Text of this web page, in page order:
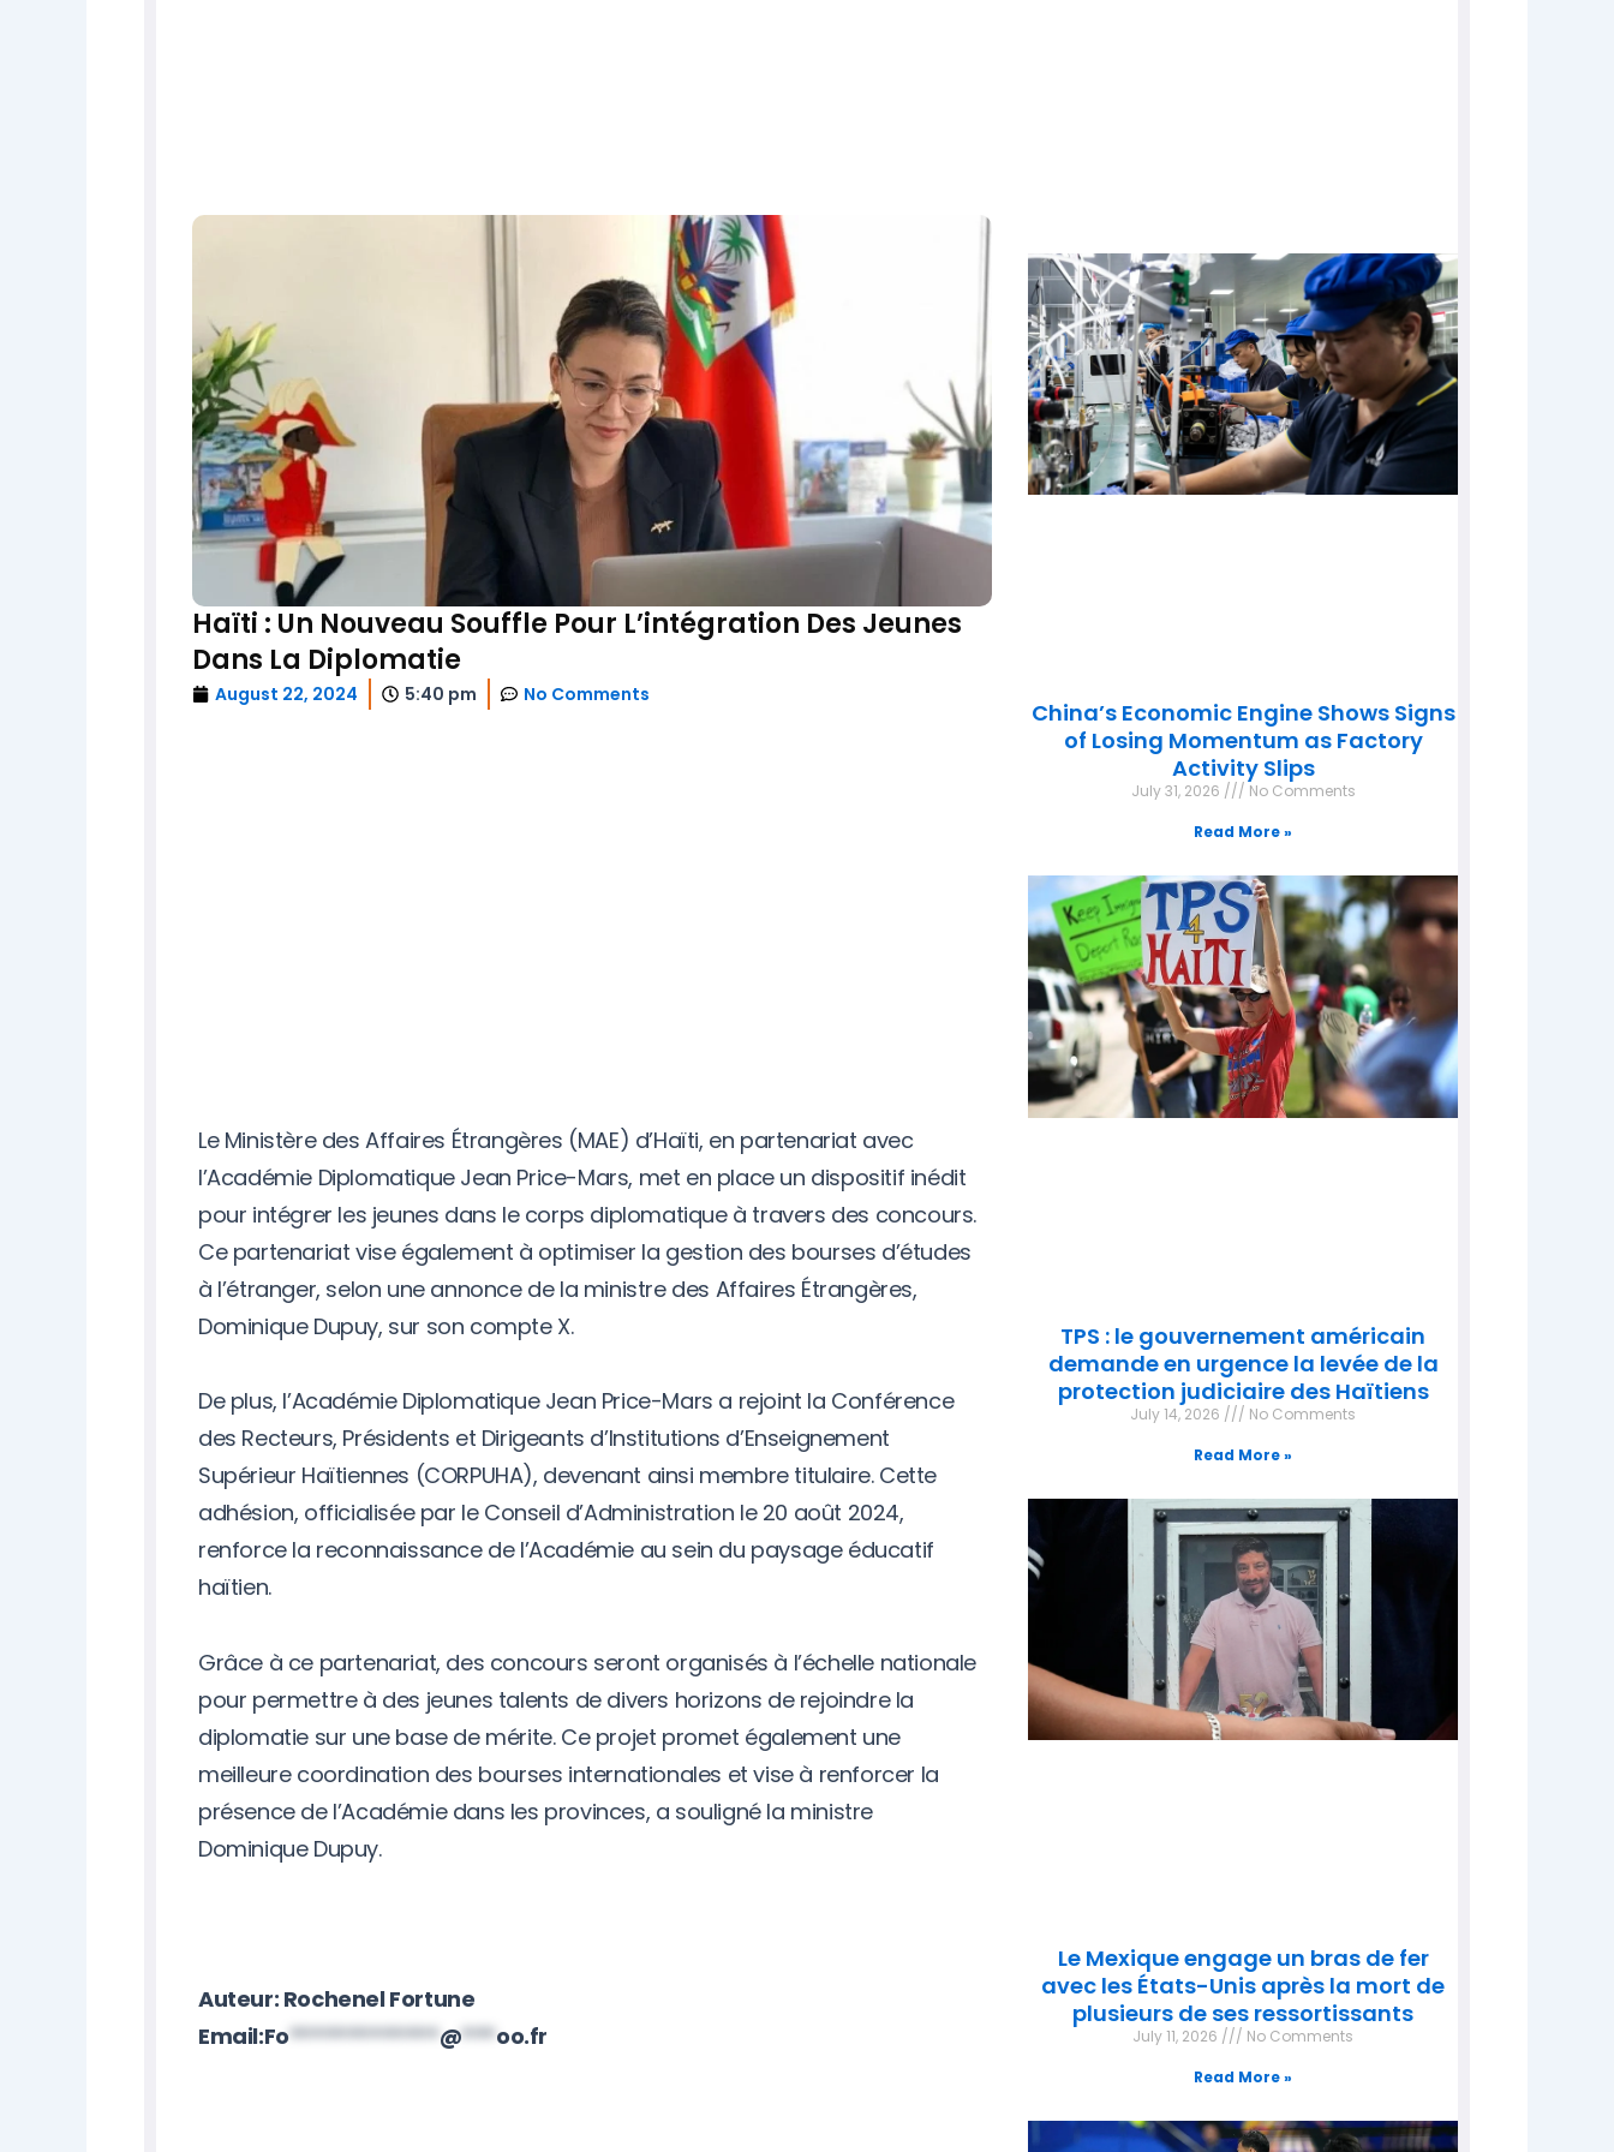
Haïti : Un Nouveau Souffle Pour L’intégration Des Jeunes
Dans La Diplomatie
August 22, 2024 5:40 pm No Comments
Le Ministère des Affaires Étrangères (MAE) d’Haïti, en partenariat avec
l’Académie Diplomatique Jean Price-Mars, met en place un dispositif inédit
pour intégrer les jeunes dans le corps diplomatique à travers des concours.
Ce partenariat vise également à optimiser la gestion des bourses d’études
à l’étranger, selon une annonce de la ministre des Affaires Étrangères,
Dominique Dupuy, sur son compte X.
De plus, l’Académie Diplomatique Jean Price-Mars a rejoint la Conférence
des Recteurs, Présidents et Dirigeants d’Institutions d’Enseignement
Supérieur Haïtiennes (CORPUHA), devenant ainsi membre titulaire. Cette
adhésion, officialisée par le Conseil d’Administration le 20 août 2024,
renforce la reconnaissance de l’Académie au sein du paysage éducatif
haïtien.
Grâce à ce partenariat, des concours seront organisés à l’échelle nationale
pour permettre à des jeunes talents de divers horizons de rejoindre la
diplomatie sur une base de mérite. Ce projet promet également une
meilleure coordination des bourses internationales et vise à renforcer la
présence de l’Académie dans les provinces, a souligné la ministre
Dominique Dupuy.
Auteur: Rochenel Fortune
Email:Fo*************@***oo.fr
China’s Economic Engine Shows Signs
of Losing Momentum as Factory
Activity Slips
July 31, 2026
No Comments
Read More »
TPS : le gouvernement américain
demande en urgence la levée de la
protection judiciaire des Haïtiens
July 14, 2026
No Comments
Read More »
Le Mexique engage un bras de fer
avec les États-Unis après la mort de
plusieurs de ses ressortissants
July 11, 2026
No Comments
Read More »